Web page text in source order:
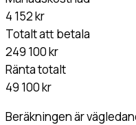
4 152 kr
Totalt att betala
249 100 kr
Ränta totalt
49 100 kr
Beräkningen är